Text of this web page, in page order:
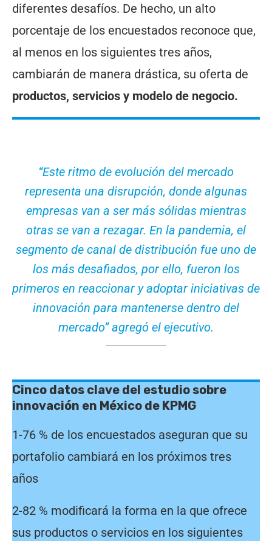
diferentes desafíos. De hecho, un alto
porcentaje de los encuestados reconoce que,
al menos en los siguientes tres años,
cambiarán de manera drástica, su oferta de
productos, servicios y modelo de negocio.
“Este ritmo de evolución del mercado
representa una disrupción, donde algunas
empresas van a ser más sólidas mientras
otras se van a rezagar. En la pandemia, el
segmento de canal de distribución fue uno de
los más desafiados, por ello, fueron los
primeros en reaccionar y adoptar iniciativas de
innovación para mantenerse dentro del
mercado” agregó el ejecutivo.
Cinco datos clave del estudio sobre
innovación en México de KPMG
1-76 % de los encuestados aseguran que su
portafolio cambiará en los próximos tres
años
2-82 % modificará la forma en la que ofrece
sus productos o servicios en los siguientes